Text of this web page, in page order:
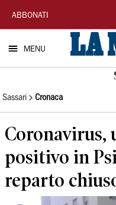
La
Nuova
Sardegna
ABBONATI
MENU
Sassari Cronaca
Coronavirus,
positivo in
reparto